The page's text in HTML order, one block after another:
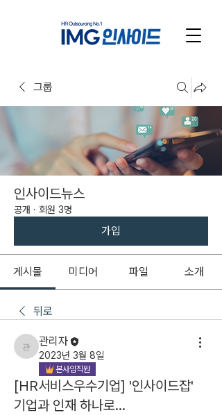
그룹
인사이드뉴스
공개 · 회원 3명
가입
게시물 미디어 파일 소개
뒤로
관리자
관리자
2023년 3월 8일
본사임직원
[HR서비스우수기업] '인사이드잡'
기업과 인재 하나로…